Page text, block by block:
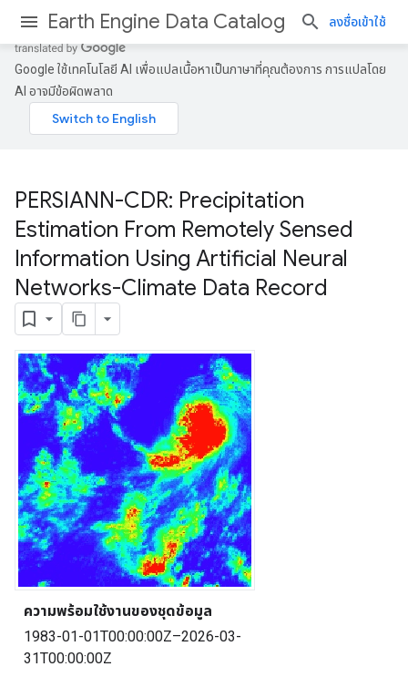
Earth Engine Data Catalog ลงชื่อเข้าใช้
Google ใช้เทคโนโลยี AI เพื่อแปลเนื้อหาเป็นภาษาที่คุณต้องการ การแปลโดย
AI อาจมีข้อผิดพลาด
PERSIANN-CDR: Precipitation
Estimation From Remotely Sensed
Information Using Artificial Neural
Networks-Climate Data Record
ความพร้อมใช้งานของชุดข้อมูล
1983-01-01T00:00:00Z–2026-03-
31T00:00:00Z